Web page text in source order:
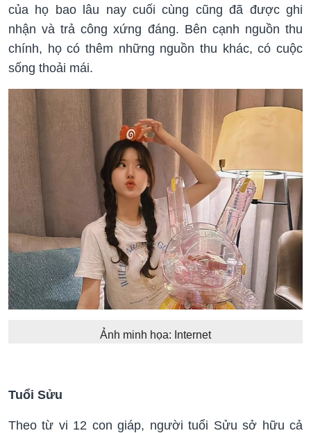
của họ bao lâu nay cuối cùng cũng đã được ghi
nhận và trả công xứng đáng. Bên cạnh nguồn thu
chính, họ có thêm những nguồn thu khác, có cuộc
sống thoải mái.
Ảnh minh họa: Internet
Tuổi Sửu
Theo từ vi 12 con giáp, người tuổi Sửu sở hữu cả